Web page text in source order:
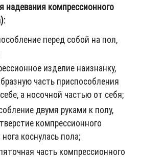
надевания компрессионного
перед собой на пол,
изделие наизнанку,
часть приспособления
а носочной частью от себя;
двумя руками к полу,
компрессионного
коснулась пола;
часть компрессионного